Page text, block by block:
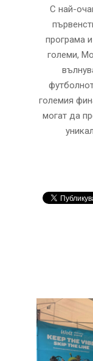
С най-
програма
големи,
големия
могат да